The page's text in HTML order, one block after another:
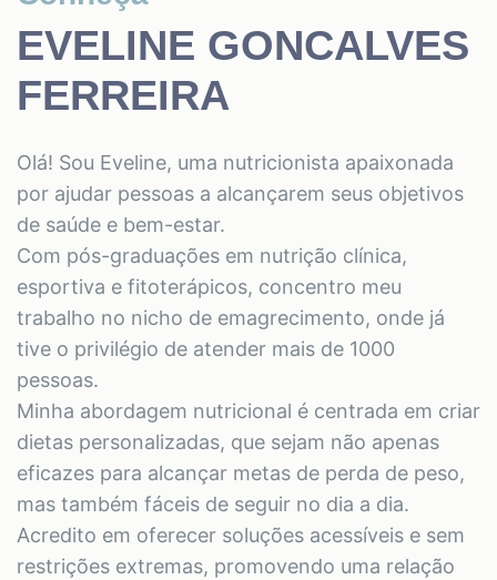
EVELINE GONCALVES
FERREIRA
Olá! Sou Eveline, uma nutricionista apaixonada
por ajudar pessoas a alcançarem seus objetivos
de saúde e bem-estar.
Com pós-graduações em nutrição clínica,
esportiva e fitoterápicos, concentro meu
trabalho no nicho de emagrecimento, onde já
tive o privilégio de atender mais de 1000
pessoas.
Minha abordagem nutricional é centrada em criar
dietas personalizadas, que sejam não apenas
eficazes para alcançar metas de perda de peso,
mas também fáceis de seguir no dia a dia.
Acredito em oferecer soluções acessíveis e sem
restrições extremas, promovendo uma relação